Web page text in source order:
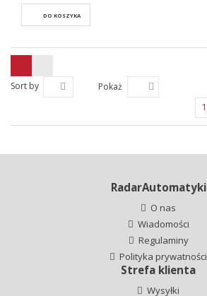
DO KOSZYKA
Sort by
Pokaż
1
RadarAutomatyki
O nas
Wiadomości
Regulaminy
Polityka prywatności
Strefa klienta
Wysyłki